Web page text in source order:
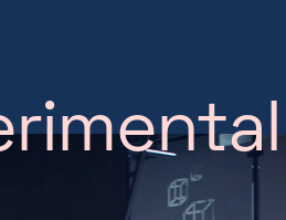
rimental